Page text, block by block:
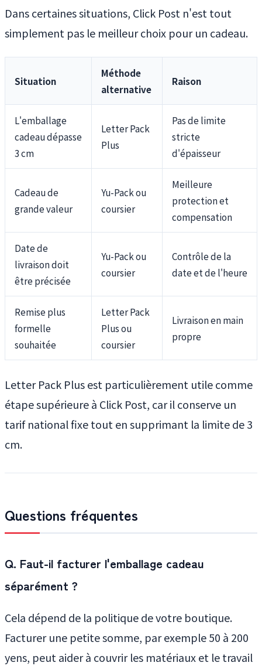
Dans certaines situations, Click Post n'est tout
simplement pas le meilleur choix pour un cadeau.
Situation
Méthode
alternative
Raison
L'emballage
cadeau dépasse
3 cm
Letter Pack
Plus
Pas de limite
stricte
d'épaisseur
Cadeau de
grande valeur
Yu-Pack ou
coursier
Meilleure
protection et
compensation
Date de
livraison doit
être précisée
Yu-Pack ou
coursier
Contrôle de la
date et de l'heure
Remise plus
formelle
souhaitée
Letter Pack
Plus ou
coursier
Livraison en main
propre
Letter Pack Plus est particulièrement utile comme
étape supérieure à Click Post, car il conserve un
tarif national fixe tout en supprimant la limite de 3
cm.
Questions fréquentes
Q. Faut-il facturer l'emballage cadeau
séparément ?
Cela dépend de la politique de votre boutique.
Facturer une petite somme, par exemple 50 à 200
yens, peut aider à couvrir les matériaux et le travail